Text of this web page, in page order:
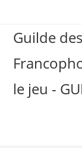
Guilde
le jeu -